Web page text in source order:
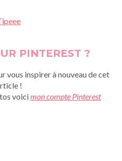
PINTEREST ?
vous inspirer à nouveau de cet
!
voicimon compte Pinterest